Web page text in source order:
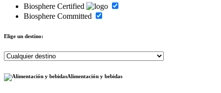
Biosphere Certified
Biosphere Committed
Elige un destino:
Alimentación y bebidas